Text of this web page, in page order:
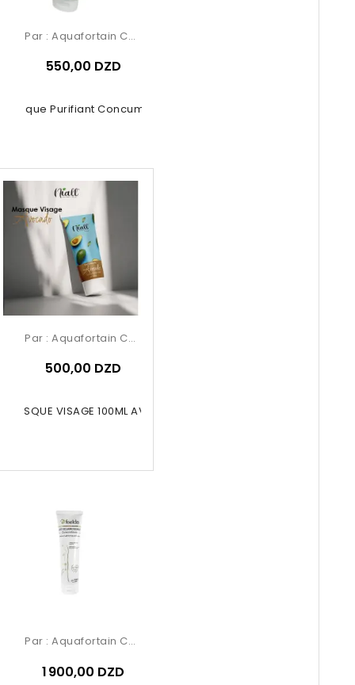
Masque Purifiant Concumbre
Par : Aquafortain Cosmetics
550,00 DZD
MASQUE VISAGE 100ML AVOCADO
Par : Aquafortain Cosmetics
500,00 DZD
Par : Aquafortain Cosmetics
1 900,00 DZD